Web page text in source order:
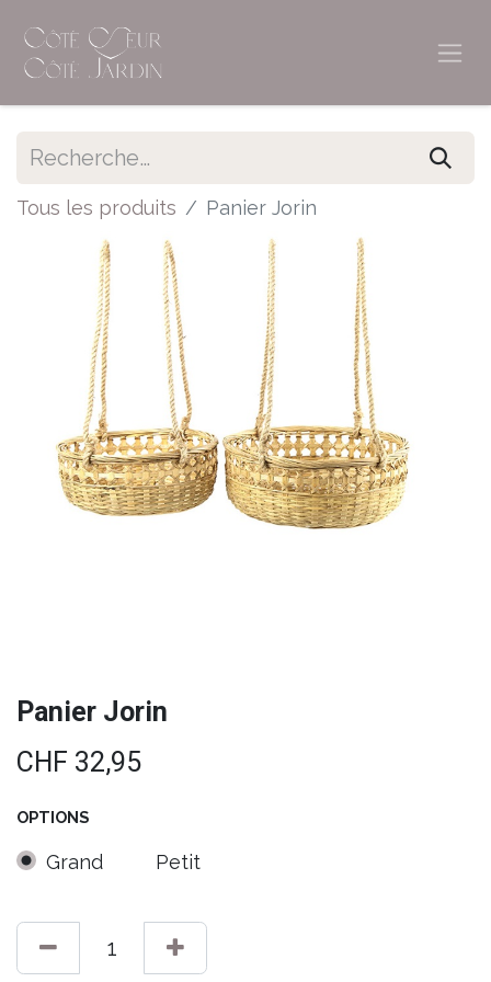
Tous les produits Panier Jorin
Panier Jorin
CHF 32,95
OPTIONS
Grand Petit